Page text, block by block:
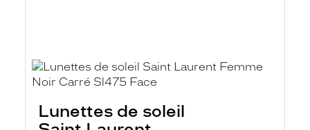
Lunettes de soleil